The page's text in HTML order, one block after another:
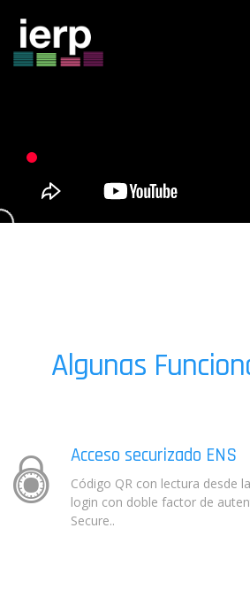
Algunas
Acceso securizado ENS
Código QR con lectura desde
login con doble factor de
Secure..